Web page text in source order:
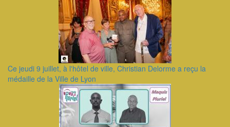
Ce jeudi 9 juillet, à l'hôtel de ville, Christian Delorme a reçu la
médaille de la Ville de Lyon